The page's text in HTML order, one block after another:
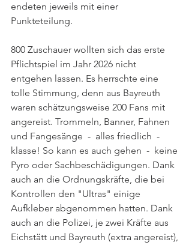
endeten jeweils mit einer
Punkteteilung.
800 Zuschauer wollten sich das erste
Pflichtspiel im Jahr 2026 nicht
entgehen lassen. Es herrschte eine
tolle Stimmung, denn aus Bayreuth
waren schätzungsweise 200 Fans mit
angereist. Trommeln, Banner, Fahnen
und Fangesänge  -  alles friedlich  -
klasse! So kann es auch gehen  -  keine
Pyro oder Sachbeschädigungen. Dank
auch an die Ordnungskräfte, die bei
Kontrollen den "Ultras" einige
Aufkleber abgenommen hatten. Dank
auch an die Polizei, je zwei Kräfte aus
Eichstätt und Bayreuth (extra angereist),